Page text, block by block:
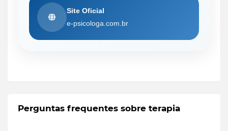
Site Oficial
e-psicologa.com.br
Perguntas frequentes sobre terapia